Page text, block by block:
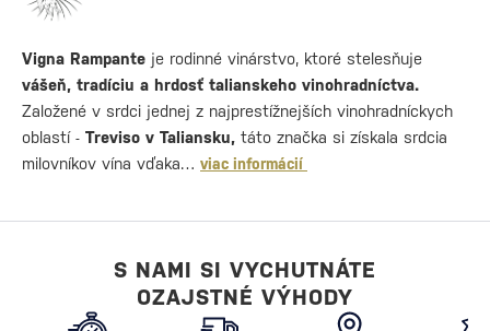
Vigna Rampante je rodinné vinárstvo, ktoré stelesňuje
vášeň, tradíciu a hrdosť talianskeho vinohradníctva.
Založené v srdci jednej z najprestížnejších vinohradníckych
oblastí - Treviso v Taliansku, táto značka si získala srdcia
milovníkov vína vďaka… viac informácií
S NAMI SI VYCHUTNÁTE
OZAJSTNÉ VÝHODY